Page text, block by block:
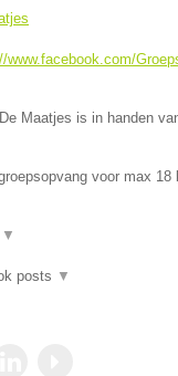
www.facebook.com/
Maatjes is in handen
voor max 18
▼
posts ▼